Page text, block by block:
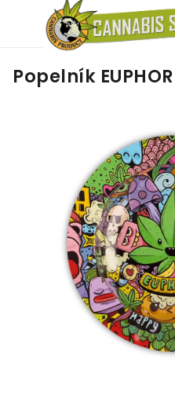
Popelník